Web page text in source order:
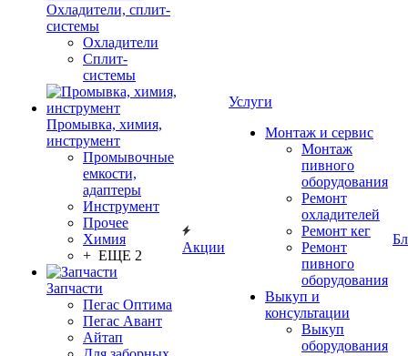
Охладители, сплит-
системы
Охладители
Сплит-
системы
Промывка, химия,
инструмент
Промывочные
емкости,
адаптеры
Инструмент
Прочее
Химия
+ ЕЩЕ 2
Запчасти
Пегас Оптима
Пегас Авант
Айтап
Акции
Услуги
Монтаж и сервис
Монтаж
пивного
оборудования
Ремонт
охладителей
Ремонт кег
Ремонт
пивного
оборудования
Выкуп и
консультации
Выкуп
оборудования